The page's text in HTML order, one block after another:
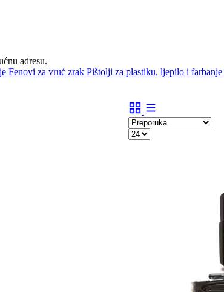
adresu.
Fenovi za vruć zrak Pištolji za plastiku, ljepilo i farbanje